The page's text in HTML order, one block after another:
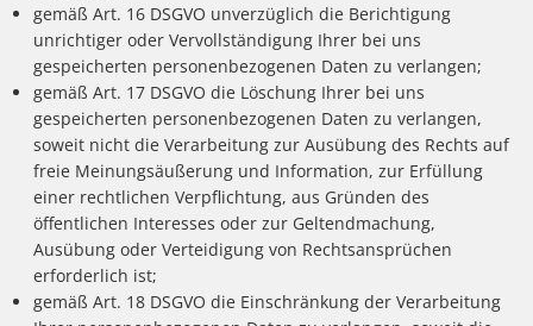
gemäß Art. 16 DSGVO unverzüglich die Berichtigung
unrichtiger oder Vervollständigung Ihrer bei uns
gespeicherten personenbezogenen Daten zu verlangen;
gemäß Art. 17 DSGVO die Löschung Ihrer bei uns
gespeicherten personenbezogenen Daten zu verlangen,
soweit nicht die Verarbeitung zur Ausübung des Rechts auf
freie Meinungsäußerung und Information, zur Erfüllung
einer rechtlichen Verpflichtung, aus Gründen des
öffentlichen Interesses oder zur Geltendmachung,
Ausübung oder Verteidigung von Rechtsansprüchen
erforderlich ist;
gemäß Art. 18 DSGVO die Einschränkung der Verarbeitung